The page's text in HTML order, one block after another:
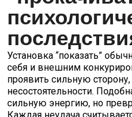
Установка “показать”
себя и внешним
проявить сильную
несостоятельности.
сильную энергию, но